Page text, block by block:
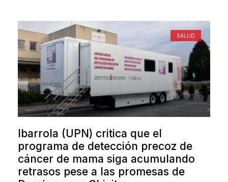
SALUD
Ibarrola (UPN) critica que el
programa de detección precoz de
cáncer de mama siga acumulando
retrasos pese a las promesas de